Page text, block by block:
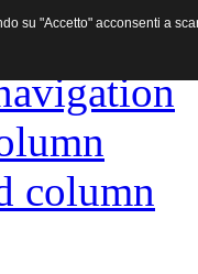
column
su "Accetto" acconsenti a